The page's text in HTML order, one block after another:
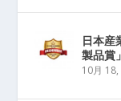
日本産
製品賞
10月